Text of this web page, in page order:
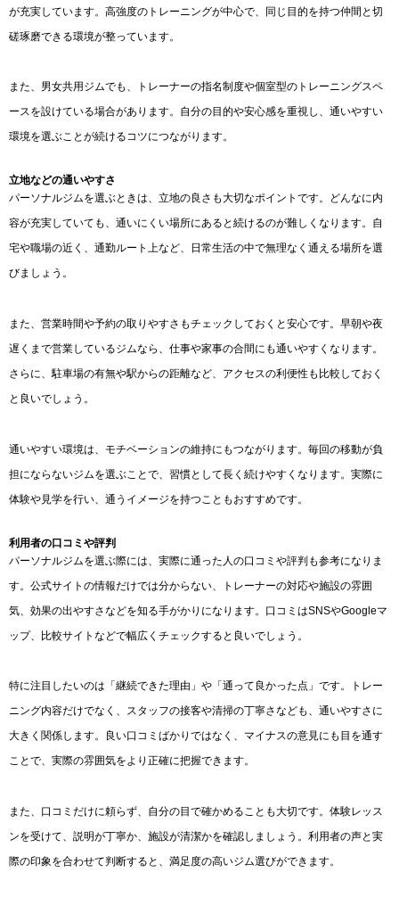
が充実しています。高強度のトレーニングが中心で、同じ目的を持つ仲間と切
磋琢磨できる環境が整っています。
また、男女共用ジムでも、トレーナーの指名制度や個室型のトレーニングスペ
ースを設けている場合があります。自分の目的や安心感を重視し、通いやすい
環境を選ぶことが続けるコツにつながります。
立地などの通いやすさ
パーソナルジムを選ぶときは、立地の良さも大切なポイントです。どんなに内
容が充実していても、通いにくい場所にあると続けるのが難しくなります。自
宅や職場の近く、通勤ルート上など、日常生活の中で無理なく通える場所を選
びましょう。
また、営業時間や予約の取りやすさもチェックしておくと安心です。早朝や夜
遅くまで営業しているジムなら、仕事や家事の合間にも通いやすくなります。
さらに、駐車場の有無や駅からの距離など、アクセスの利便性も比較しておく
と良いでしょう。
通いやすい環境は、モチベーションの維持にもつながります。毎回の移動が負
担にならないジムを選ぶことで、習慣として長く続けやすくなります。実際に
体験や見学を行い、通うイメージを持つこともおすすめです。
利用者の口コミや評判
パーソナルジムを選ぶ際には、実際に通った人の口コミや評判も参考になりま
す。公式サイトの情報だけでは分からない、トレーナーの対応や施設の雰囲
気、効果の出やすさなどを知る手がかりになります。口コミはSNSやGoogleマ
ップ、比較サイトなどで幅広くチェックすると良いでしょう。
特に注目したいのは「継続できた理由」や「通って良かった点」です。トレー
ニング内容だけでなく、スタッフの接客や清掃の丁寧さなども、通いやすさに
大きく関係します。良い口コミばかりではなく、マイナスの意見にも目を通す
ことで、実際の雰囲気をより正確に把握できます。
また、口コミだけに頼らず、自分の目で確かめることも大切です。体験レッス
ンを受けて、説明が丁寧か、施設が清潔かを確認しましょう。利用者の声と実
際の印象を合わせて判断すると、満足度の高いジム選びができます。